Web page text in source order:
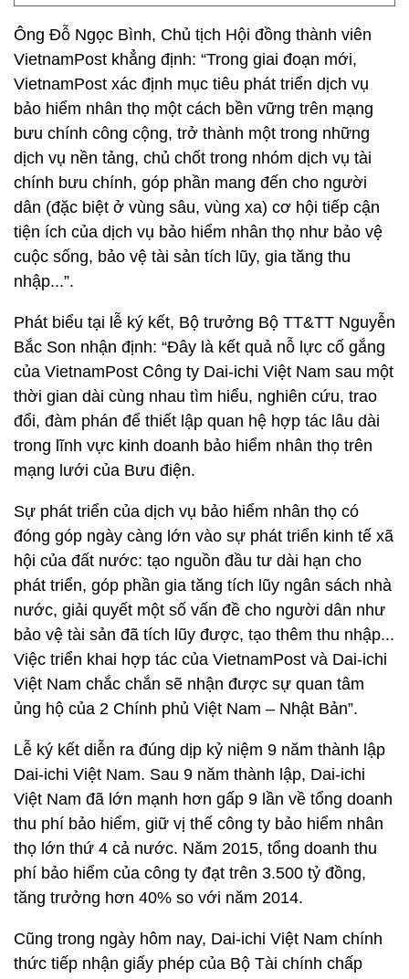
Ông Đỗ Ngọc Bình, Chủ tịch Hội đồng thành viên
VietnamPost khẳng định: “Trong giai đoạn mới,
VietnamPost xác định mục tiêu phát triển dịch vụ
bảo hiểm nhân thọ một cách bền vững trên mạng
bưu chính công cộng, trở thành một trong những
dịch vụ nền tảng, chủ chốt trong nhóm dịch vụ tài
chính bưu chính, góp phần mang đến cho người
dân (đặc biệt ở vùng sâu, vùng xa) cơ hội tiếp cận
tiện ích của dịch vụ bảo hiểm nhân thọ như bảo vệ
cuộc sống, bảo vệ tài sản tích lũy, gia tăng thu
nhập...”.
Phát biểu tại lễ ký kết, Bộ trưởng Bộ TT&TT Nguyễn
Bắc Son nhận định: “Đây là kết quả nỗ lực cố gắng
của VietnamPost Công ty Dai-ichi Việt Nam sau một
thời gian dài cùng nhau tìm hiểu, nghiên cứu, trao
đổi, đàm phán để thiết lập quan hệ hợp tác lâu dài
trong lĩnh vực kinh doanh bảo hiểm nhân thọ trên
mạng lưới của Bưu điện.
Sự phát triển của dịch vụ bảo hiểm nhân thọ có
đóng góp ngày càng lớn vào sự phát triển kinh tế xã
hội của đất nước: tạo nguồn đầu tư dài hạn cho
phát triển, góp phần gia tăng tích lũy ngân sách nhà
nước, giải quyết một số vấn đề cho người dân như
bảo vệ tài sản đã tích lũy được, tạo thêm thu nhập...
Việc triển khai hợp tác của VietnamPost và Dai-ichi
Việt Nam chắc chắn sẽ nhận được sự quan tâm
ủng hộ của 2 Chính phủ Việt Nam – Nhật Bản”.
Lễ ký kết diễn ra đúng dịp kỷ niệm 9 năm thành lập
Dai-ichi Việt Nam. Sau 9 năm thành lập, Dai-ichi
Việt Nam đã lớn mạnh hơn gấp 9 lần về tổng doanh
thu phí bảo hiểm, giữ vị thế công ty bảo hiểm nhân
thọ lớn thứ 4 cả nước. Năm 2015, tổng doanh thu
phí bảo hiểm của công ty đạt trên 3.500 tỷ đồng,
tăng trưởng hơn 40% so với năm 2014.
Cũng trong ngày hôm nay, Dai-ichi Việt Nam chính
thức tiếp nhận giấy phép của Bộ Tài chính chấp